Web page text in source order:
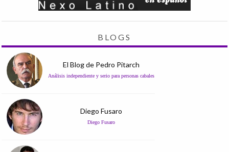
BLOGS
El Blog de Pedro Pitarch
Análisis independiente y serio para personas cabales
Diego Fusaro
Diego Fusaro